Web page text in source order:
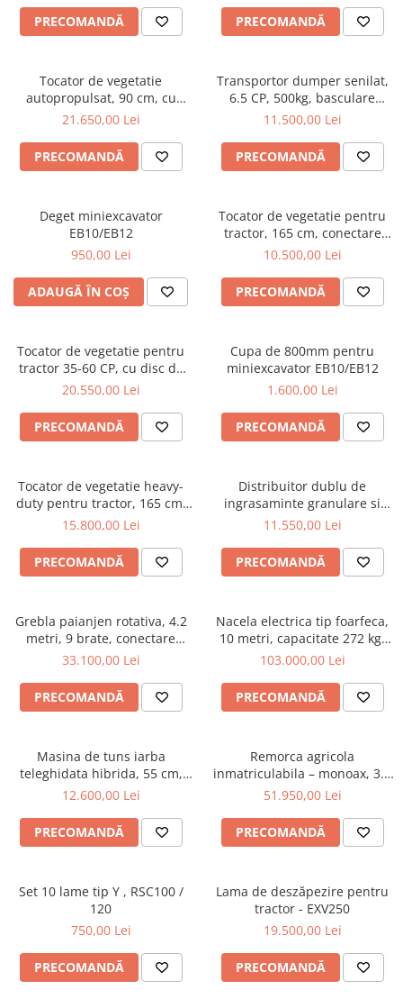
Accesorii utilaje
Accesorii excavatoare
Grape
Lame nivelare pamant tractor
Pluguri de zapada
Miniexcavatoare
Buldoexcavatoare
Cupe
Excavatoare
Incarcatoare frontale
Masini batut stalpi
Masini de sapat santuri
Retroexcavatoare
Utilaje sapat si prasit
Afanatoare
Piese de schimb
Piese schimb Dumpere si Roabe
Piese schimb miniexcavatoare
Piese schimb Tocatoare Vegetatie
Cosire si tocare vegetatie
Tocatoare de vegetatie
Tocatoare de vegetatie cu brat
Tocatoare de vegetatie teleghidate
Tocatoare vegetatie hidraulice
Tocatoare vegetatie motor termic
Tractorase de tuns iarba
PRECOMANDĂ
TRIBIG10HP
PRECOMANDĂ
Tocator de vegetatie
autopropulsat, 90 cm, cu
motor pe benzina, 15 CP,
21.650,00 Lei
PRECOMANDĂ
Transportor dumper senilat,
6.5 CP, 500kg, basculare
mecanica, Graecus D500
11.500,00 Lei
PRECOMANDĂ
Deget miniexcavator
EB10/EB12
950,00 Lei
ADAUGĂ ÎN COȘ
Tocator de vegetatie pentru
tractor, 165 cm, conectare
cardan tractor, MKD165
10.500,00 Lei
PRECOMANDĂ
Tocator de vegetatie pentru
tractor 35-60 CP, cu disc de
cosire lateral cu palpator, 155
Graecus ATK155-H
20.550,00 Lei
PRECOMANDĂ
Cupa de 800mm pentru
miniexcavator EB10/EB12
1.600,00 Lei
PRECOMANDĂ
Tocator de vegetatie heavy-
duty pentru tractor, 165 cm,
conectare cardan tractor,
15.800,00 Lei
PRECOMANDĂ
Distribuitor dublu de
ingrasaminte granulare si
material antiderapant, sistem
tractor, 2L1500H
11.550,00 Lei
PRECOMANDĂ
Grebla paianjen rotativa, 4.2
metri, 9 brate, conectare
cardan tractor, Zeppelin 042Z
33.100,00 Lei
PRECOMANDĂ
Nacela electrica tip foarfeca,
10 metri, capacitate 272 kg,
Magni ES1008AC+
103.000,00 Lei
PRECOMANDĂ
Masina de tuns iarba
teleghidata hibrida, 55 cm,
motor Loncin 9 cp - RSC55
12.600,00 Lei
PRECOMANDĂ
Remorca agricola
inmatriculabila – monoax, 3.5
tone, basculabilă pe 3 părți,
51.950,00 Lei
PRECOMANDĂ
Set 10 lame tip Y , RSC100 /
120
750,00 Lei
PRECOMANDĂ
Lama de deszăpezire pentru
tractor - EXV250
19.500,00 Lei
PRECOMANDĂ